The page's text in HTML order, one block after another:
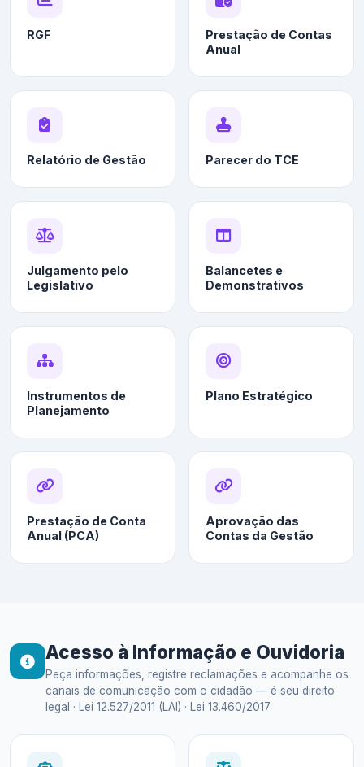
RGF
Prestação de Contas
Anual
Relatório de Gestão Parecer do TCE
Julgamento pelo
Legislativo
Balancetes e
Demonstrativos
Instrumentos de
Planejamento
Plano Estratégico
Prestação de Conta
Anual (PCA)
Aprovação das
Contas da Gestão
Acesso à Informação e Ouvidoria
Peça informações, registre reclamações e acompanhe os
canais de comunicação com o cidadão — é seu direito
legal · Lei 12.527/2011 (LAI) · Lei 13.460/2017